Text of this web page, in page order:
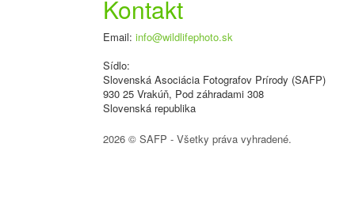
Kontakt
Email: info@wildlifephoto.sk
Sídlo:
Slovenská Asociácia Fotografov Prírody (SAFP)
930 25 Vrakúň, Pod záhradami 308
Slovenská republika
2026 © SAFP - Všetky práva vyhradené.